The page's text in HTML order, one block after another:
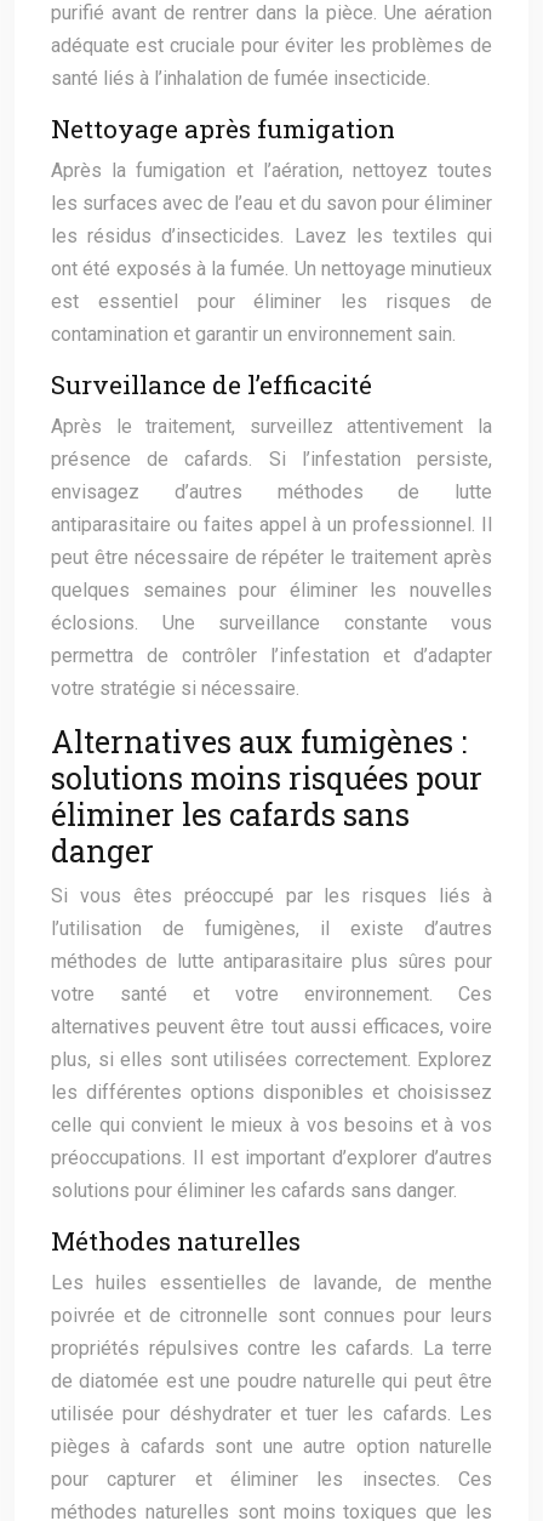
purifié avant de rentrer dans la pièce. Une aération
adéquate est cruciale pour éviter les problèmes de
santé liés à l’inhalation de fumée insecticide.
Nettoyage après fumigation
Après la fumigation et l’aération, nettoyez toutes
les surfaces avec de l’eau et du savon pour éliminer
les résidus d’insecticides. Lavez les textiles qui
ont été exposés à la fumée. Un nettoyage minutieux
est essentiel pour éliminer les risques de
contamination et garantir un environnement sain.
Surveillance de l’efficacité
Après le traitement, surveillez attentivement la
présence de cafards. Si l’infestation persiste,
envisagez d’autres méthodes de lutte
antiparasitaire ou faites appel à un professionnel. Il
peut être nécessaire de répéter le traitement après
quelques semaines pour éliminer les nouvelles
éclosions. Une surveillance constante vous
permettra de contrôler l’infestation et d’adapter
votre stratégie si nécessaire.
Alternatives aux fumigènes :
solutions moins risquées pour
éliminer les cafards sans
danger
Si vous êtes préoccupé par les risques liés à
l’utilisation de fumigènes, il existe d’autres
méthodes de lutte antiparasitaire plus sûres pour
votre santé et votre environnement. Ces
alternatives peuvent être tout aussi efficaces, voire
plus, si elles sont utilisées correctement. Explorez
les différentes options disponibles et choisissez
celle qui convient le mieux à vos besoins et à vos
préoccupations. Il est important d’explorer d’autres
solutions pour éliminer les cafards sans danger.
Méthodes naturelles
Les huiles essentielles de lavande, de menthe
poivrée et de citronnelle sont connues pour leurs
propriétés répulsives contre les cafards. La terre
de diatomée est une poudre naturelle qui peut être
utilisée pour déshydrater et tuer les cafards. Les
pièges à cafards sont une autre option naturelle
pour capturer et éliminer les insectes. Ces
méthodes naturelles sont moins toxiques que les